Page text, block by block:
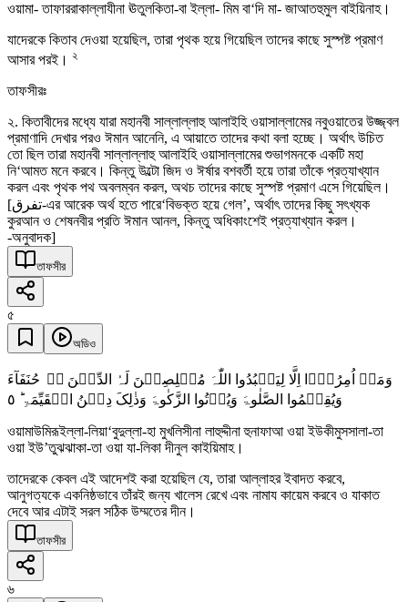
ওয়ামা- তাফাররাকাল্লাযীনা ঊতুলকিতা-বা ইল্লা- মিম বা‘দি মা- জাআতহুমুল বাইয়িনাহ।
যাদেরকে কিতাব দেওয়া হয়েছিল, তারা পৃথক হয়ে গিয়েছিল তাদের কাছে সুস্পষ্ট প্রমাণ
আসার পরই। ২
তাফসীরঃ
২. কিতাবীদের মধ্যে যারা মহানবী সাল্লাল্লাহু আলাইহি ওয়াসাল্লামের নবুওয়াতের উজ্জ্বল
প্রমাণাদি দেখার পরও ঈমান আনেনি, এ আয়াতে তাদের কথা বলা হচ্ছে। অর্থাৎ উচিত
তো ছিল তারা মহানবী সাল্লাল্লাহু আলাইহি ওয়াসাল্লামের শুভাগমনকে একটি মহা
নি‘আমত মনে করবে। কিন্তু উল্টো জিদ ও ঈর্ষার বশবর্তী হয়ে তারা তাঁকে প্রত্যাখ্যান
করল এবং পৃথক পথ অবলম্বন করল, অথচ তাদের কাছে সুস্পষ্ট প্রমাণ এসে গিয়েছিল।
[تفرق-এর আরেক অর্থ হতে পারে‘বিভক্ত হয়ে গেল’, অর্থাৎ তাদের কিছু সৎখ্যক
কুরআন ও শেষনবীর প্রতি ঈমান আনল, কিন্তু অধিকাংশেই প্রত্যাখ্যান করল।
-অনুবাদক]
তাফসীর
৫
অডিও
وَمَاۤ اُمِرُوۡۤا اِلَّا لِیَعۡبُدُوا اللّٰہَ مُخۡلِصِیۡنَ لَہُ الدِّیۡنَ ۬ۙ حُنَفَآءَ
وَیُقِیۡمُوا الصَّلٰوۃَ وَیُؤۡتُوا الزَّکٰوۃَ وَذٰلِکَ دِیۡنُ الۡقَیِّمَۃِ ؕ ٥
ওয়ামাউমিরূইল্লা-লিয়া‘বুদুল্লা-হা মুখলিসীনা লাহুদ্দীনা হুনাফাআ ওয়া ইউকীমুসসালা-তা
ওয়া ইউ’তুঝঝাকা-তা ওয়া যা-লিকা দীনুল কাইয়িমাহ।
তাদেরকে কেবল এই আদেশই করা হয়েছিল যে, তারা আল্লাহর ইবাদত করবে,
আনুগত্যকে একনিষ্ঠভাবে তাঁরই জন্য খালেস রেখে এবং নামায কায়েম করবে ও যাকাত
দেবে আর এটাই সরল সঠিক উম্মতের দীন।
তাফসীর
৬